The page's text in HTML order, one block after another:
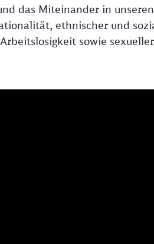
das Miteinander in
ethnischer und
sowie